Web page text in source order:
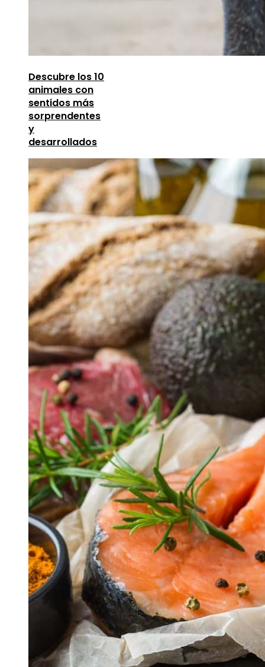
Descubre los 10
animales con
sentidos más
sorprendentes
y
desarrollados